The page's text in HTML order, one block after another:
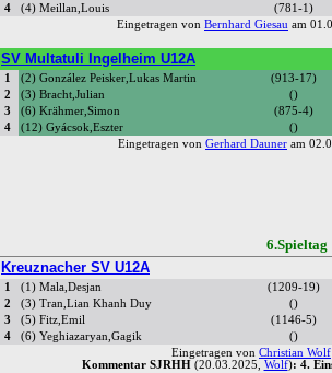
4
(4) Meillan,Louis
(781-1)
Eingetragen von Bernhard Giesau am
SV Multatuli Ingelheim U12A
1 (2) González Peisker,Lukas Martin
(913-17)
2
(3) Bracht,Julian
()
3
(6) Krähmer,Simon
(875-4)
4
(12) Gyácsok,Eszter
()
Eingetragen von Gerhard Dauner am
Kreuznacher SV U12A
1 (1) Mala,Desjan
(1209-19)
2
(3) Tran,Lian Khanh Duy
()
3
(5) Fitz,Emil
(1146-5)
4
(6) Yeghiazaryan,Gagik
()
Eingetragen von Christian Wolf
Kommentar SJRHH(20.03.2025, Wolf): 4.